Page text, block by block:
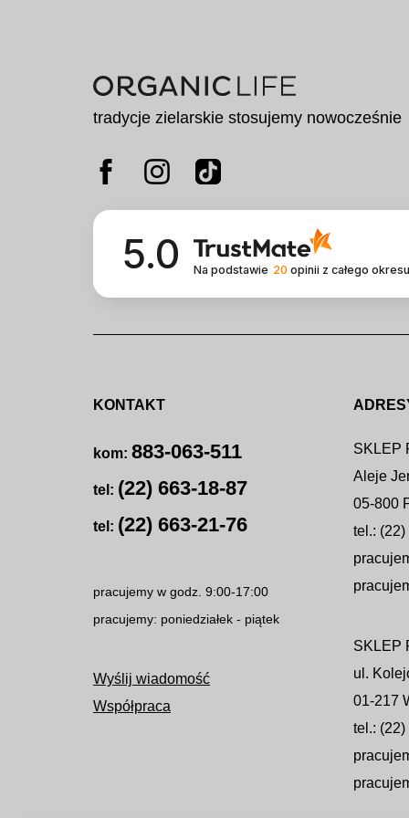
tradycje zielarskie stosujemy nowocześnie
5.0 Na podstawie 20 opinii z całego
KONTAKT
kom: 883-063-511
tel: (22) 663-18-87
tel: (22) 663-21-76
pracujemy w godz. 9:00-17:00
pracujemy: poniedziałek - piątek
Wyślij wiadomość
Współpraca
SKLEP
Aleje
05-800
tel.:
SKLEP
ul.
01-217
tel.: